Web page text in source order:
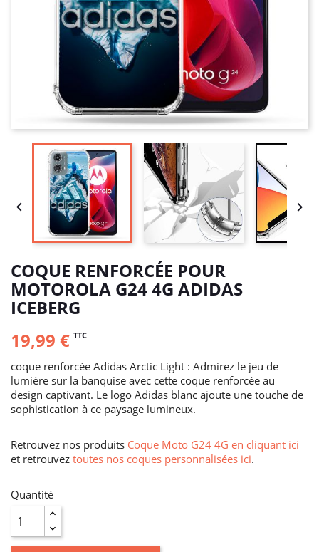
 
COQUE RENFORCÉE POUR
MOTOROLA G24 4G ADIDAS
ICEBERG
19,99 € TTC
coque renforcée Adidas Arctic Light : Admirez le jeu de
lumière sur la banquise avec cette coque renforcée au
design captivant. Le logo Adidas blanc ajoute une touche de
sophistication à ce paysage lumineux.
Retrouvez nos produits Coque Moto G24 4G en cliquant ici
et retrouvez toutes nos coques personnalisées ici.
Quantité